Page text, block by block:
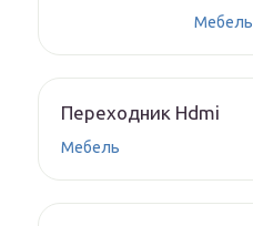
Мебель
Переходник Hdmi
Мебель